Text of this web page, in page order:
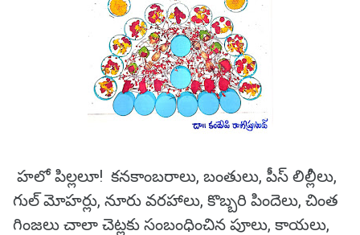
హలో పిల్లలూ! కనకాంబరాలు, బంతులు, పీస్‌ లిల్లీలు,
గుల్ మోహర్లు, నూరు వరహాలు, కొబ్బరి పిందెలు, చింత
గింజలు చాలా చెట్లకు సంబంధించిన పూలు, కాయలు,